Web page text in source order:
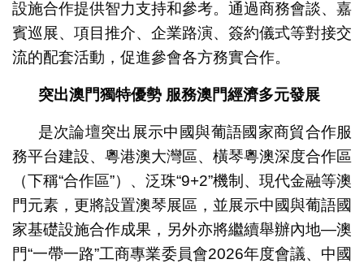
設施合作提供智力支持和參考。通過商務會談、嘉
賓巡展、項目推介、企業路演、簽約儀式等對接交
流的配套活動，促進參會各方務實合作。
突出澳門獨特優勢 服務澳門經濟多元發展
是次論壇突出展示中國與葡語國家商貿合作服
務平台建設、粵港澳大灣區、橫琴粵澳深度合作區
（下稱“合作區”）、泛珠“9+2”機制、現代金融等澳
門元素，更將設置澳琴展區，並展示中國與葡語國
家基礎設施合作成果，另外亦將繼續舉辦內地—澳
門“一帶一路”工商專業委員會2026年度會議、中國